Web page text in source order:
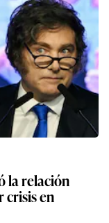
la relación
crisis en